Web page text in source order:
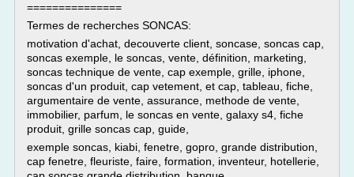
===============
Termes de recherches SONCAS:
motivation d'achat, decouverte client, soncase, soncas cap,
soncas exemple, le soncas, vente, définition, marketing,
soncas technique de vente, cap exemple, grille, iphone,
soncas d'un produit, cap vetement, et cap, tableau, fiche,
argumentaire de vente, assurance, methode de vente,
immobilier, parfum, le soncas en vente, galaxy s4, fiche
produit, grille soncas cap, guide,
exemple soncas, kiabi, fenetre, gopro, grande distribution,
cap fenetre, fleuriste, faire, formation, inventeur, hotellerie,